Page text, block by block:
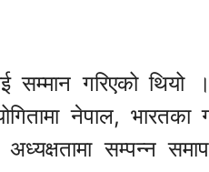
सम्मान गरिएको थियो ।
नेपाल, भारतका
अध्यक्षतामा सम्पन्न